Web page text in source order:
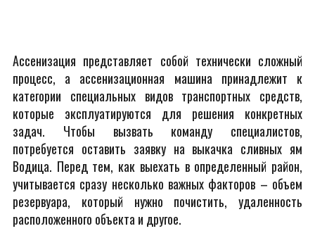
Ассенизация представляет собой технически сложный
процесс, а ассенизационная машина принадлежит к
категории специальных видов транспортных средств,
которые эксплуатируются для решения конкретных
задач. Чтобы вызвать команду специалистов,
потребуется оставить заявку на выкачка сливных ям
Водица. Перед тем, как выехать в определенный район,
учитывается сразу несколько важных факторов – объем
резервуара, который нужно почистить, удаленность
расположенного объекта и другое.